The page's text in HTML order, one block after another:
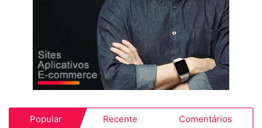
Popular Recente Comentários